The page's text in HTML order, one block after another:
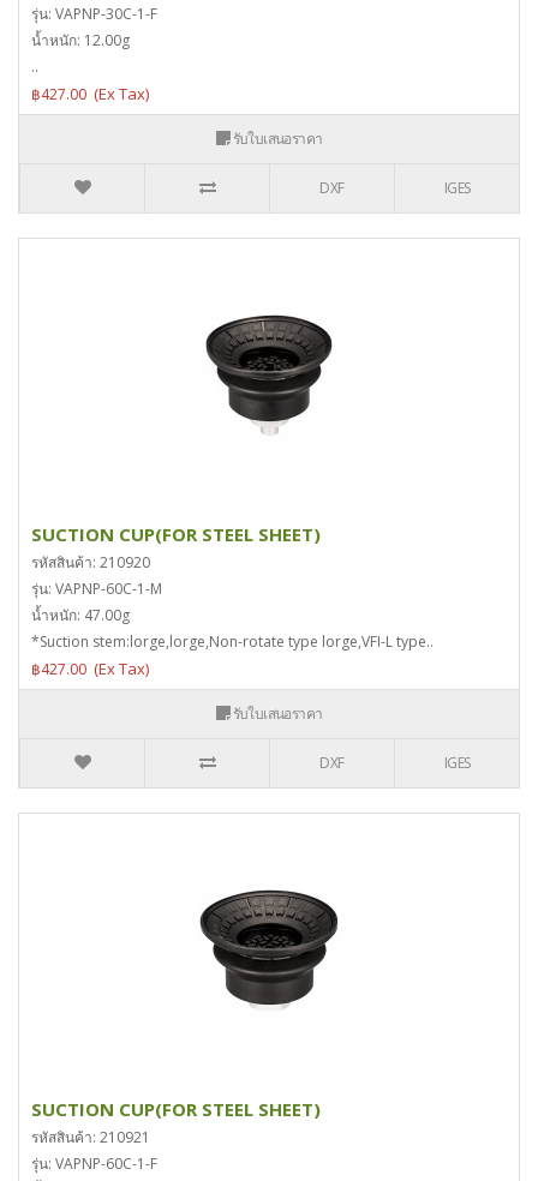
รุ่น: VAPNP-30C-1-F
น้ำหนัก: 12.00g
..
฿427.00
รับใบเสนอราคา
DXF IGES
SUCTION CUP(FOR STEEL SHEET)
รหัสสินค้า: 210920
รุ่น: VAPNP-60C-1-M
น้ำหนัก: 47.00g
*Suction stem:lorge,lorge,Non-rotate type lorge,VFI-L type..
฿427.00
รับใบเสนอราคา
DXF IGES
SUCTION CUP(FOR STEEL SHEET)
รหัสสินค้า: 210921
รุ่น: VAPNP-60C-1-F